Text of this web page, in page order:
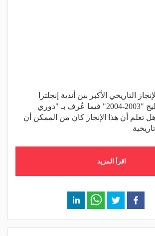
التاريخي الأكبر بين أندية إنجلترا
بتتويجه بالبريميرليج "2003-2004" فيما عُرف بـ "دوري
هل تعلم أن هذا الإنجاز كان من الممكن أن
اقرأ المزيد